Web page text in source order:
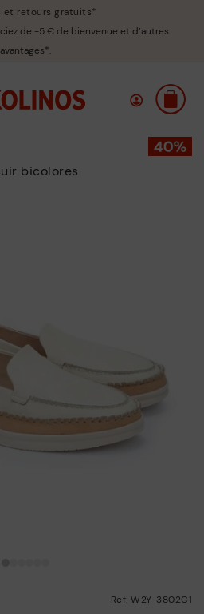
et retours gratuits*
de -5 € de bienvenue et d’autres
avantages*.
bicolores
Ref: W2Y-3802C1